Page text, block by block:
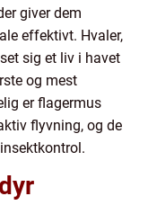
giver dem
effektivt. Hvaler,
sig et liv i havet
og mest
er flagermus
flyvning, og de